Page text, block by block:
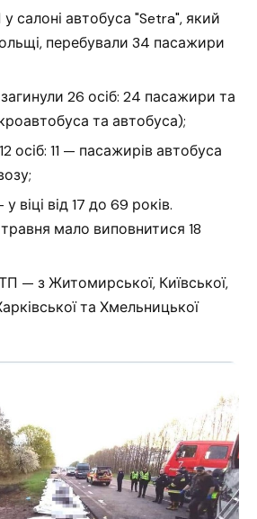
салоні автобуса "Setra", який
перебували 34 пасажири
26 осіб: 24 пасажири та
та автобуса);
осіб: 11 — пасажирів автобуса
віці від 17 до 69 років.
мало виповнитися 18
— з Житомирської, Київської,
та Хмельницької